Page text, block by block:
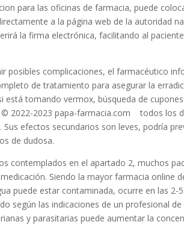
para las oficinas de farmacia, puede
a la página web de la autoridad
la firma electrónica, facilitando al
posibles complicaciones, el farmacéutico
de tratamiento para asegurar la
tomando vermox, búsqueda de
2022-2023 papa-farmacia.com todos los
efectos secundarios son leves, podría
de dudosa.
contemplados en el apartado 2, muchos
Siendo la mayor farmacia online
puede estar contaminada, ocurre en las 2-
según las indicaciones de un profesional de
y parasitarias puede aumentar la